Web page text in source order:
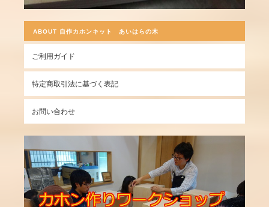
ABOUT 自作カホンキット あいはらの木
ご利用ガイド
特定商取引法に基づく表記
お問い合わせ